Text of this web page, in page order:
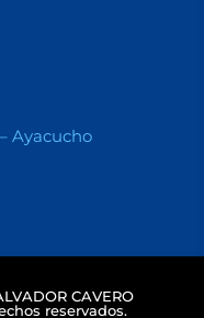
Ayacucho
CAVERO
reservados.